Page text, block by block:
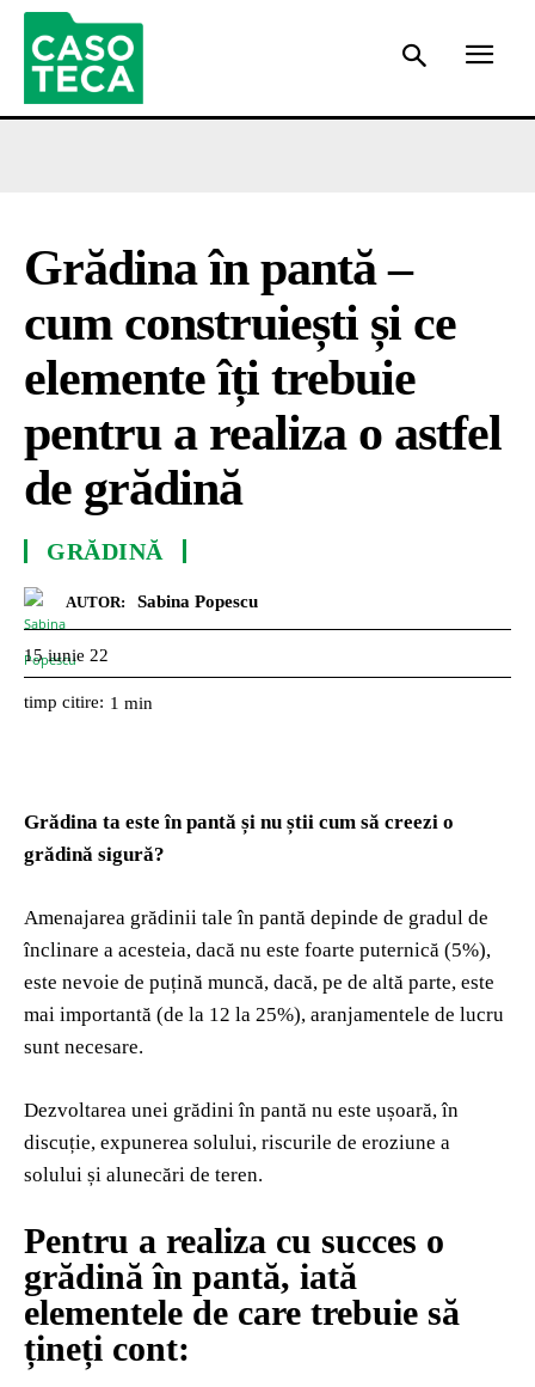
Grădina în pantă –
cum construiești și ce
elemente îți trebuie
pentru a realiza o astfel
de grădină
GRĂDINĂ
AUTOR: Sabina Popescu
15 iunie 22
timp citire: 1 min
Grădina ta este în pantă și nu știi cum să creezi o
grădină sigură?
Amenajarea grădinii tale în pantă depinde de gradul de
înclinare a acesteia, dacă nu este foarte puternică (5%),
este nevoie de puțină muncă, dacă, pe de altă parte, este
mai importantă (de la 12 la 25%), aranjamentele de lucru
sunt necesare.
Dezvoltarea unei grădini în pantă nu este ușoară, în
discuție, expunerea solului, riscurile de eroziune a
solului și alunecări de teren.
Pentru a realiza cu succes o
grădină în pantă, iată
elementele de care trebuie să
țineți cont: